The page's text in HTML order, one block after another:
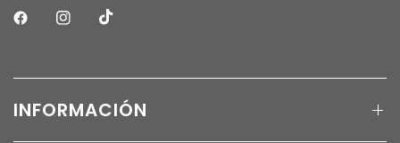
INFORMACIÓN